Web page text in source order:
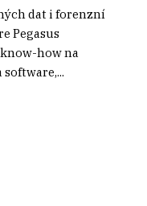
dat i forenzní
Pegasus
how na